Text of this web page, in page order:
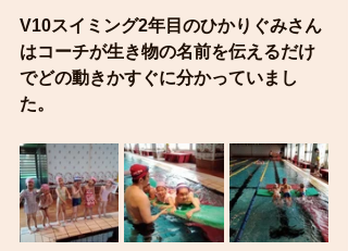
V10スイミング2年目のひかりぐみさん
はコーチが生き物の名前を伝えるだけ
でどの動きかすぐに分かっていまし
た。